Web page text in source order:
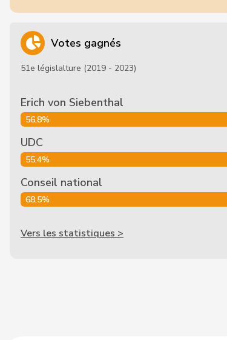
Votes gagnés
51e législalture (2019 - 2023)
Erich von Siebenthal
56,8%
UDC
55,4%
Conseil national
68,5%
Vers les statistiques >